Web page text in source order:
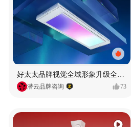
潜云品牌咨询 73